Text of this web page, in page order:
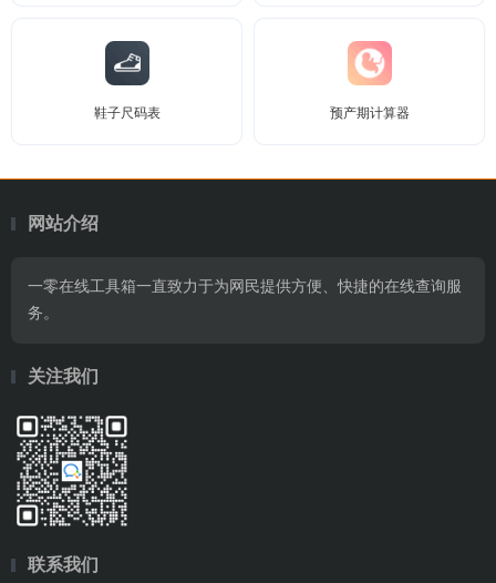
鞋子尺码表 预产期计算器
网站介绍
一零在线工具箱一直致力于为网民提供方便、快捷的在线查询服
务。
关注我们
联系我们